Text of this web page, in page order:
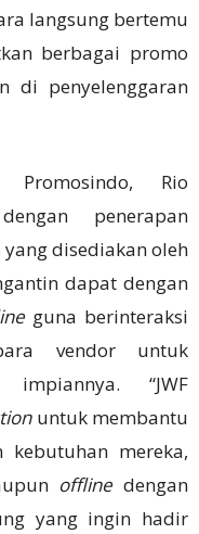
langsung bertemu
berbagai promo
di penyelenggaran
Promosindo, Rio
penerapan
disediakan oleh
dapat dengan
guna berinteraksi
vendor untuk
impiannya. “JWF
untuk membantu
kebutuhan mereka,
offline dengan
yang ingin hadir